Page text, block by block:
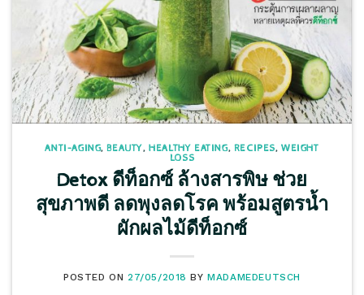
ANTI-AGING,BEAUTY,HEALTHY EATING, RECIPES,WEIGHT
LOSS
Detox ดีท็อกซ์ ล้างสารพิษ ช่วย
สุขภาพดี ลดพุงลดโรค พร้อมสูตรน้ำ
ผักผลไม้ดีท็อกซ์
POSTED ON 27/05/2018 BYMADAMEDEUTSCH